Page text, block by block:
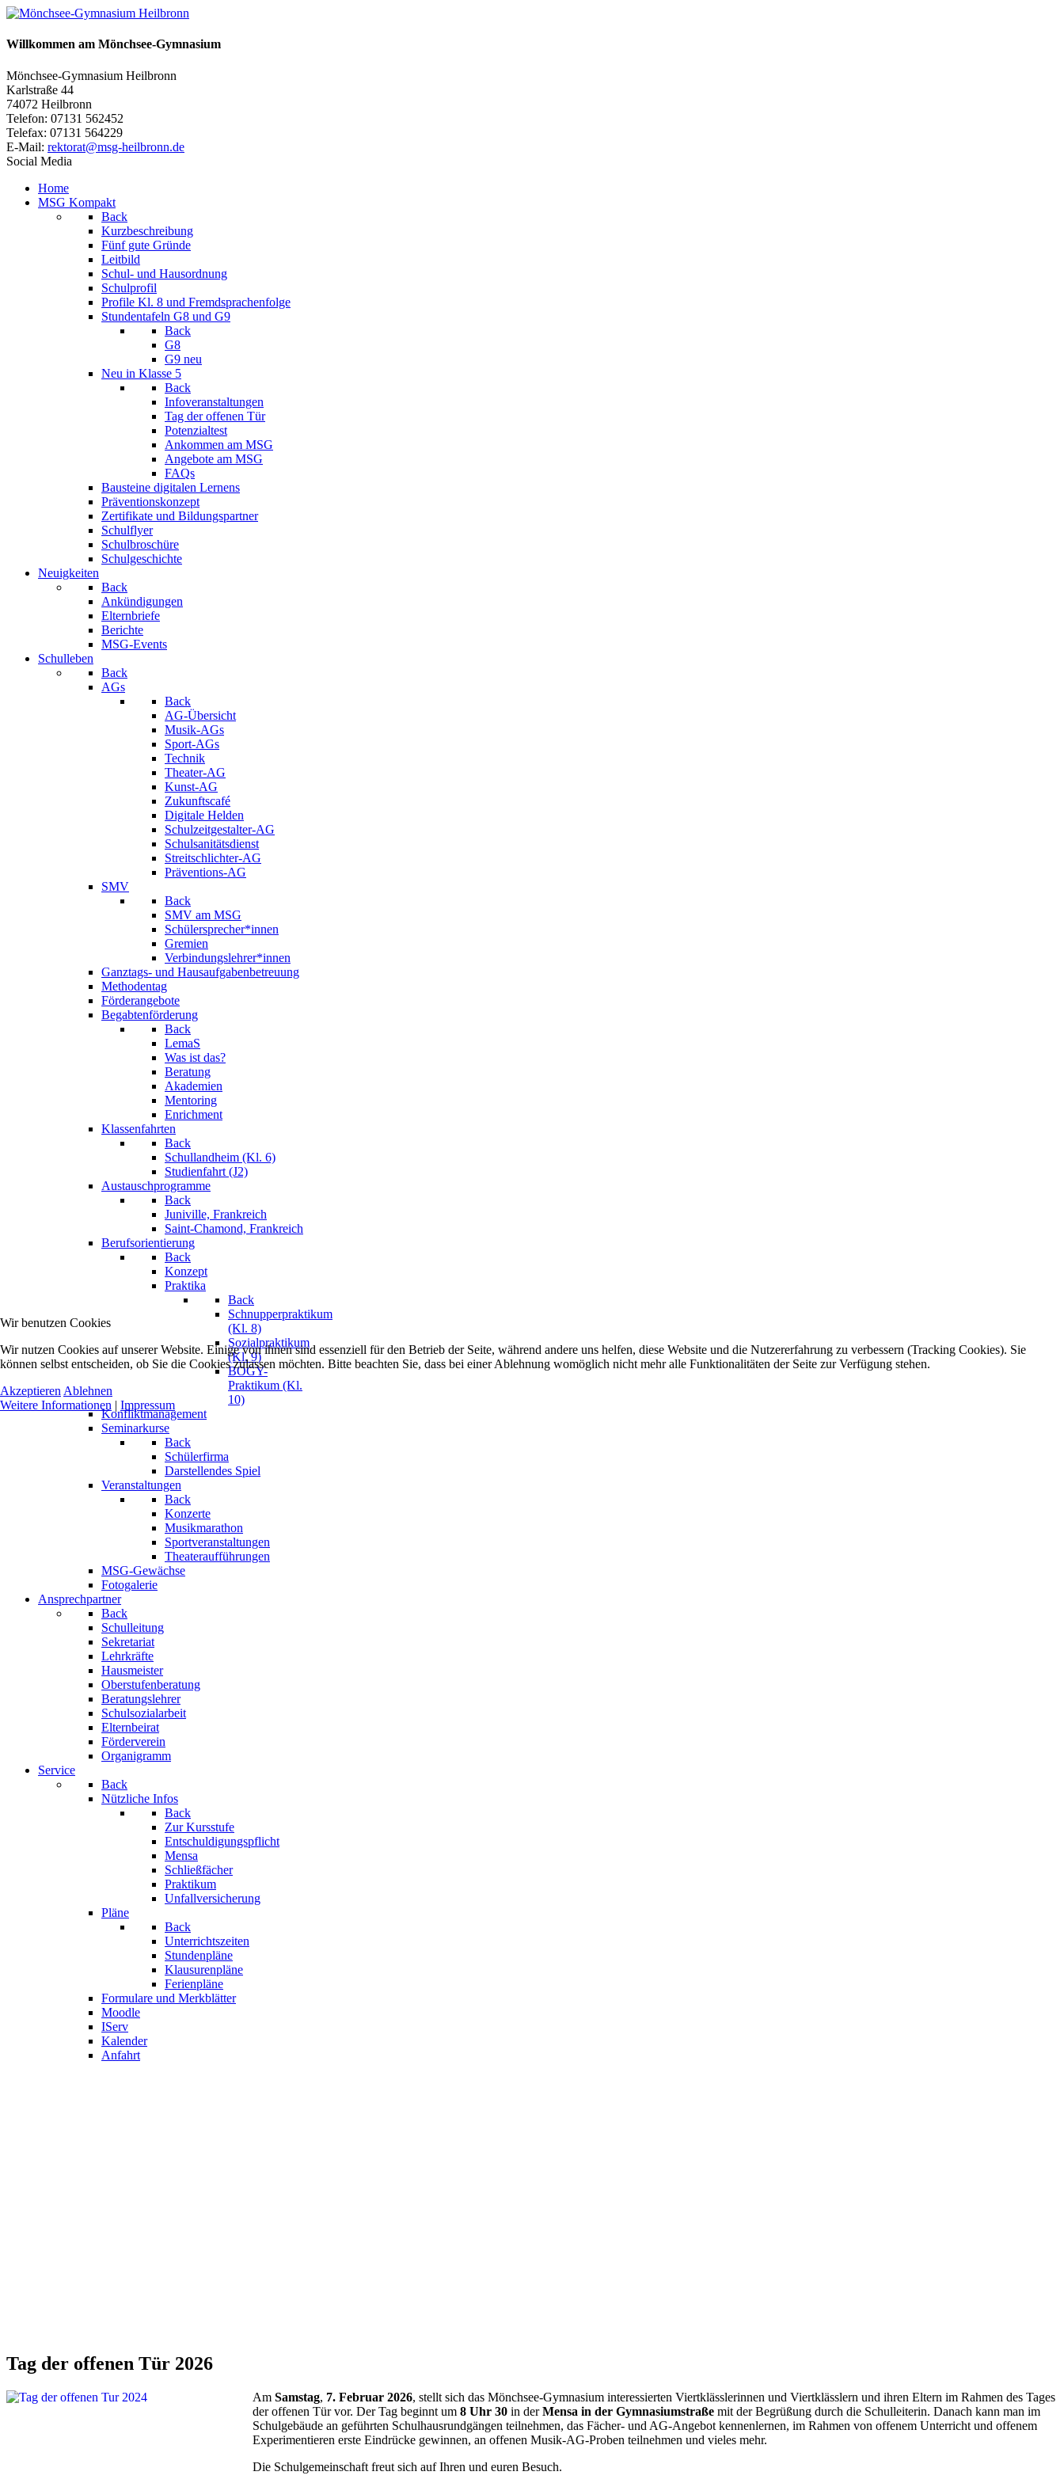
Willkommen am Mönchsee-Gymnasium
Mönchsee-Gymnasium Heilbronn
Karlstraße 44
74072 Heilbronn
Telefon: 07131 562452
Telefax: 07131 564229
E-Mail: rektorat@msg-heilbronn.de
Social Media
Home
MSG Kompakt
Back
Kurzbeschreibung
Fünf gute Gründe
Leitbild
Schul- und Hausordnung
Schulprofil
Profile Kl. 8 und Fremdsprachenfolge
Stundentafeln G8 und G9
Back
G8
G9 neu
Neu in Klasse 5
Back
Infoveranstaltungen
Tag der offenen Tür
Potenzialtest
Ankommen am MSG
Angebote am MSG
FAQs
Bausteine digitalen Lernens
Präventionskonzept
Zertifikate und Bildungspartner
Schulflyer
Schulbroschüre
Schulgeschichte
Neuigkeiten
Back
Ankündigungen
Elternbriefe
Berichte
MSG-Events
Schulleben
Back
AGs
Back
AG-Übersicht
Musik-AGs
Sport-AGs
Technik
Theater-AG
Kunst-AG
Zukunftscafé
Digitale Helden
Schulzeitgestalter-AG
Schulsanitätsdienst
Streitschlichter-AG
Präventions-AG
SMV
Back
SMV am MSG
Schülersprecher*innen
Gremien
Verbindungslehrer*innen
Ganztags- und Hausaufgabenbetreuung
Methodentag
Förderangebote
Begabtenförderung
Back
LemaS
Was ist das?
Beratung
Akademien
Mentoring
Enrichment
Klassenfahrten
Back
Schullandheim (Kl. 6)
Studienfahrt (J2)
Austauschprogramme
Back
Juniville, Frankreich
Saint-Chamond, Frankreich
Berufsorientierung
Back
Konzept
Praktika
Back
Schnupperpraktikum
(Kl. 8)
Sozialpraktikum
(Kl. 9)
BOGY-
Praktikum (Kl.
10)
Konfliktmanagement
Seminarkurse
Back
Schülerfirma
Darstellendes Spiel
Veranstaltungen
Back
Konzerte
Musikmarathon
Sportveranstaltungen
Theateraufführungen
MSG-Gewächse
Fotogalerie
Ansprechpartner
Back
Schulleitung
Sekretariat
Lehrkräfte
Hausmeister
Oberstufenberatung
Beratungslehrer
Schulsozialarbeit
Elternbeirat
Förderverein
Organigramm
Service
Back
Nützliche Infos
Back
Zur Kursstufe
Entschuldigungspflicht
Mensa
Schließfächer
Praktikum
Unfallversicherung
Pläne
Back
Unterrichtszeiten
Stundenpläne
Klausurenpläne
Ferienpläne
Formulare und Merkblätter
Moodle
IServ
Kalender
Anfahrt
Kurzbeschreibung
Fünf gute Gründe
Leitbild
Schul- und Hausordnung
Schulprofil
Weiterlesen
Profile und Fremdsprachenfolge
Stundentafeln G8 und G9
Neu in Klasse 5
Bausteine digitalen Lernens
Präventionskonzept
Weiterlesen
Zertifikate und Bildungspartner
Schulflyer
Schulbroschüre
Schulgeschichte
Tag der offenen Tür 2026
Am Samstag, 7. Februar 2026, stellt sich das Mönchsee-Gymnasium interessierten Viertklässlerinnen und Viertklässlern und ihren Eltern im Rahmen des Tages
der offenen Tür vor. Der Tag beginnt um 8 Uhr 30 in derMensa in der Gymnasiumstraße mit der Begrüßung durch die Schulleiterin. Danach kann man im
Schulgebäude an geführten Schulhausrundgängen teilnehmen, das Fächer- und AG-Angebot kennenlernen, im Rahmen von offenem Unterricht und offenem
Experimentieren erste Eindrücke gewinnen, an offenen Musik-AG-Proben teilnehmen und vieles mehr.
Die Schulgemeinschaft freut sich auf Ihren und euren Besuch.
Wir benutzen Cookies
Wir nutzen Cookies auf unserer Website. Einige von ihnen sind essenziell für den Betrieb der Seite, während andere uns helfen, diese Website und die Nutzererfahrung zu verbessern (Tracking Cookies). Sie
können selbst entscheiden, ob Sie die Cookies zulassen möchten. Bitte beachten Sie, dass bei einer Ablehnung womöglich nicht mehr alle Funktionalitäten der Seite zur Verfügung stehen.
Akzeptieren Ablehnen
Weitere Informationen | Impressum